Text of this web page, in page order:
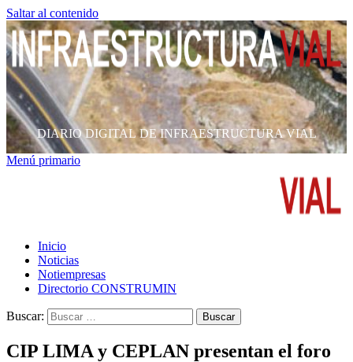
Saltar al contenido
DIARIO DIGITAL DE INFRAESTRUCTURA VIAL
Menú primario
Inicio
Noticias
Notiempresas
Directorio CONSTRUMIN
Buscar:
CIP LIMA y CEPLAN presentan el foro